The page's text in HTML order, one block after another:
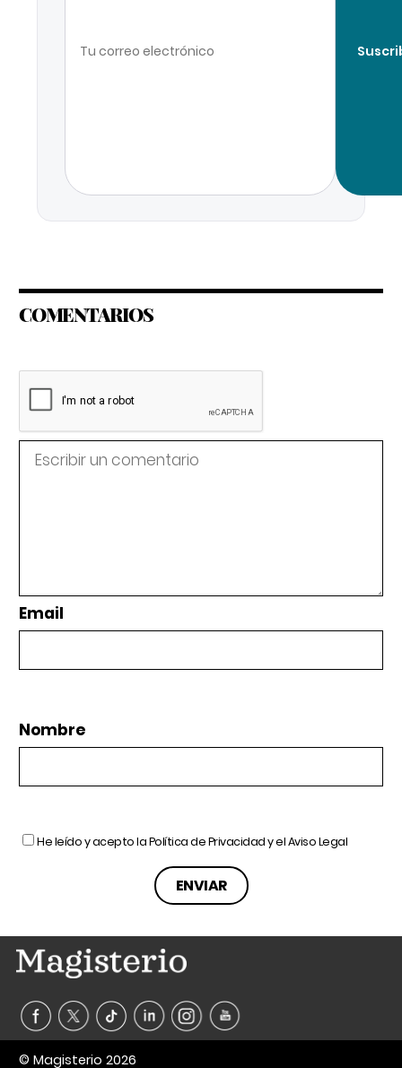
COMENTARIOS
Email
Nombre
He leído y acepto laPolítica de Privacidady elAviso Legal
© Magisterio 2026